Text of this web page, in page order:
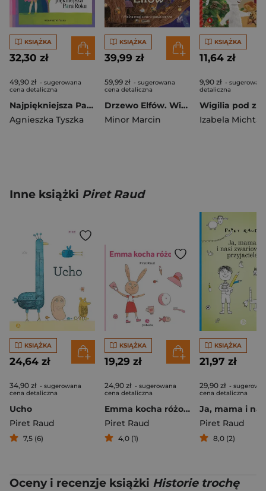
KSIĄŻKA
32,30 zł
49,90 zł - sugerowana
cena detaliczna
Najpiękniejsza Para Roku
Agnieszka Tyszka
KSIĄŻKA
39,99 zł
59,99 zł - sugerowana
cena detaliczna
Drzewo Elfów. Wielka magiczna wyszukiwanka
Minor Marcin
KSIĄŻKA
11,64 zł
9,90 zł -
detaliczna
Wigilia pod
Izabela Michta
Inne książki Piret Raud
KSIĄŻKA
24,64 zł
34,90 zł - sugerowana
cena detaliczna
Ucho
Piret Raud
7,5 (6)
KSIĄŻKA
19,29 zł
24,90 zł - sugerowana
cena detaliczna
Emma kocha różowy!
Piret Raud
4,0 (1)
KSIĄŻKA
21,97 zł
29,90 zł -
cena detaliczna
Piret Raud
8,0 (2)
Oceny i recenzje książki Historie trochę